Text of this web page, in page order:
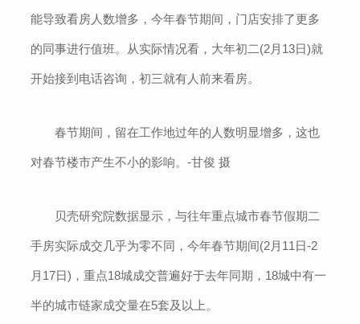
能导致看房人数增多，今年春节期间，门店安排了更多
的同事进行值班。从实际情况看，大年初二(2月13日)就
开始接到电话咨询，初三就有人前来看房。
春节期间，留在工作地过年的人数明显增多，这也
对春节楼市产生不小的影响。-甘俊 摄
贝壳研究院数据显示，与往年重点城市春节假期二
手房实际成交几乎为零不同，今年春节期间(2月11日-2
月17日)，重点18城成交普遍好于去年同期，18城中有一
半的城市链家成交量在5套及以上。